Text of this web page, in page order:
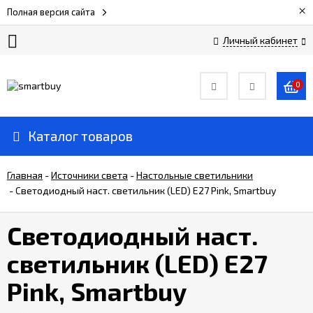
Полная версия сайта ×
Личный кабинет
Доставка
и
оплата
0
Каталог товаров
Главная -Источники света -Настольные светильники
-Светодиодный наст. светильник (LED) Е27 Pink, Smartbuy
Светодиодный наст.
светильник (LED) Е27
Pink, Smartbuy